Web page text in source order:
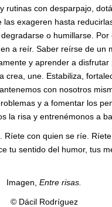
rutinas con desparpajo,
exageren hasta
o humillarse.
a reír. Saber reírse de un
y aprender a
crea, une. Estabiliza,
con nosotros
y a fomentar los
la risa y entrenémonos a
con quien se ríe.
tu sentido del humor, tus
Imagen, Entre risas.
© Dácil Rodríguez